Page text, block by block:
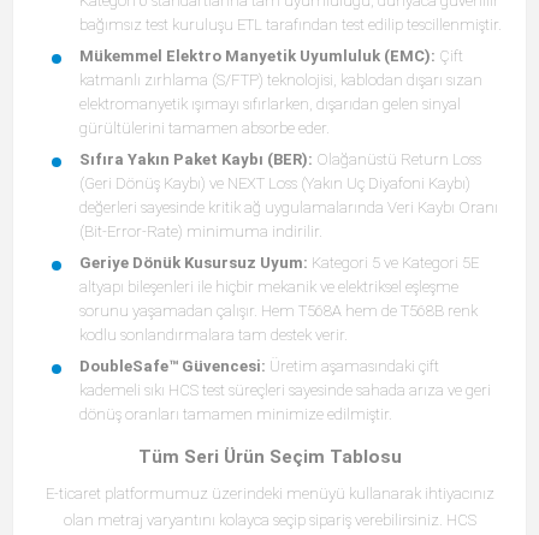
bağımsız test kuruluşu ETL tarafından test edilip tescillenmiştir.
Mükemmel Elektro Manyetik Uyumluluk (EMC): Çift
katmanlı zırhlama (S/FTP) teknolojisi, kablodan dışarı sızan
elektromanyetik ışımayı sıfırlarken, dışarıdan gelen sinyal
gürültülerini tamamen absorbe eder.
Sıfıra Yakın Paket Kaybı (BER): Olağanüstü Return Loss
(Geri Dönüş Kaybı) ve NEXT Loss (Yakın Uç Diyafoni Kaybı)
değerleri sayesinde kritik ağ uygulamalarında Veri Kaybı Oranı
(Bit-Error-Rate) minimuma indirilir.
Geriye Dönük Kusursuz Uyum: Kategori 5 ve Kategori 5E
altyapı bileşenleri ile hiçbir mekanik ve elektriksel eşleşme
sorunu yaşamadan çalışır. Hem T568A hem de T568B renk
kodlu sonlandırmalara tam destek verir.
DoubleSafe™ Güvencesi: Üretim aşamasındaki çift
kademeli sıkı HCS test süreçleri sayesinde sahada arıza ve geri
dönüş oranları tamamen minimize edilmiştir.
Tüm Seri Ürün Seçim Tablosu
E-ticaret platformumuz üzerindeki menüyü kullanarak ihtiyacınız
olan metraj varyantını kolayca seçip sipariş verebilirsiniz. HCS